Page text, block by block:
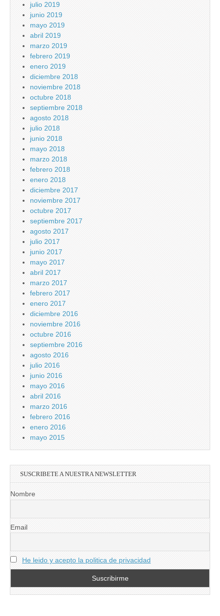
julio 2019
junio 2019
mayo 2019
abril 2019
marzo 2019
febrero 2019
enero 2019
diciembre 2018
noviembre 2018
octubre 2018
septiembre 2018
agosto 2018
julio 2018
junio 2018
mayo 2018
marzo 2018
febrero 2018
enero 2018
diciembre 2017
noviembre 2017
octubre 2017
septiembre 2017
agosto 2017
julio 2017
junio 2017
mayo 2017
abril 2017
marzo 2017
febrero 2017
enero 2017
diciembre 2016
noviembre 2016
octubre 2016
septiembre 2016
agosto 2016
julio 2016
junio 2016
mayo 2016
abril 2016
marzo 2016
febrero 2016
enero 2016
mayo 2015
SUSCRIBETE A NUESTRA NEWSLETTER
Nombre
Email
He leido y acepto la politica de privacidad